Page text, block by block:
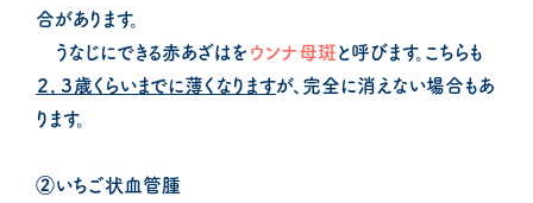
合があります。
うなじにできる赤あざはを ウンナ母斑と呼びます。こちらも
２，３歳くらいまでに薄くなりますが、完全に消えない場合もあ
ります。
②いちご状血管腫